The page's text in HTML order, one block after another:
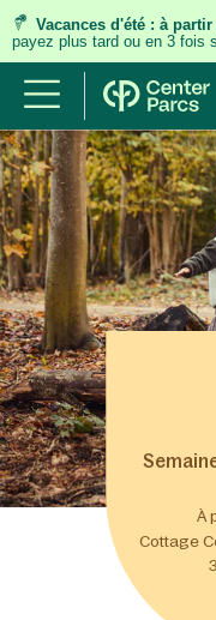
Vacances d'été : à partir
payez plus tard ou en 3 fois
À
Cottage